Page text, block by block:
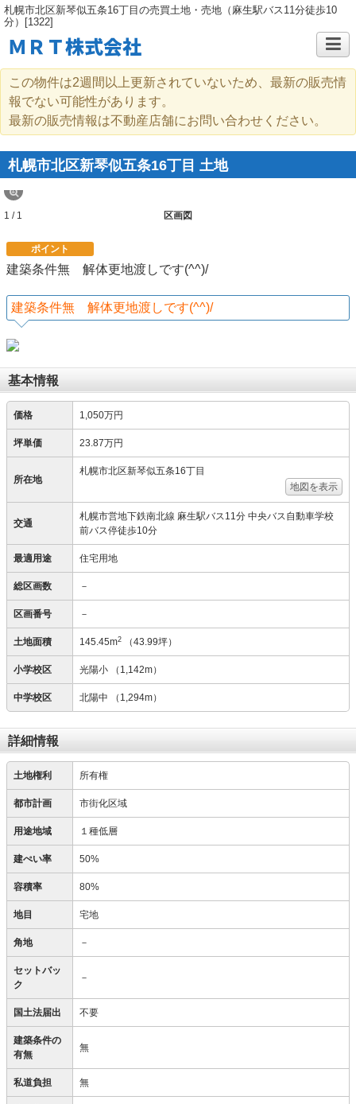
札幌市北区新琴似五条16丁目の売買土地・売地（麻生駅バス11分徒歩10
分）[1322]
ＭＲＴ株式会社
この物件は2週間以上更新されていないため、最新の販売情
報でない可能性があります。
最新の販売情報は不動産店舗にお問い合わせください。
札幌市北区新琴似五条16丁目 土地
区画図
1 / 1
ポイント
建築条件無 解体更地渡しです(^^)/
建築条件無 解体更地渡しです(^^)/
基本情報
価格 1,050万円
坪単価 23.87万円
所在地
札幌市北区新琴似五条16丁目
地図を表示
交通
札幌市営地下鉄南北線 麻生駅バス11分 中央バス自動車学校
前バス停徒歩10分
最適用途 住宅用地
総区画数 －
区画番号 －
土地面積 145.45m2 （43.99坪）
小学校区 光陽小 （1,142m）
中学校区 北陽中 （1,294m）
詳細情報
土地権利 所有権
都市計画 市街化区域
用途地域 １種低層
建ぺい率 50%
容積率 80%
地目 宅地
角地 －
セットバッ
ク
－
国土法届出 不要
建築条件の
有無
無
私道負担 無